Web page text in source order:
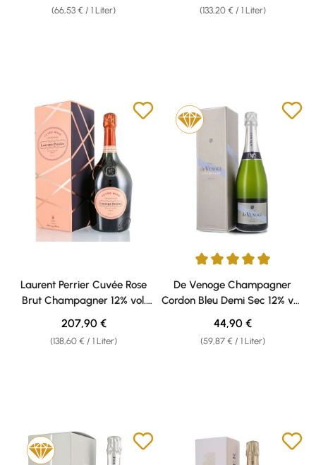
(66,53 € / 1 Liter) (133,20 € / 1 Liter)
Laurent Perrier Cuvée Rose
Brut Champagner 12% vol.
1,50l Magnum
Geschenkkarton
(138,60 € / 1 Liter)
Regulärer Preis:
207,90 €
Durchschnittliche Bewertung
De Venoge Champagner
Cordon Bleu Demi Sec 12% vol.
0,75l Geschenkkarton
(59,87 € / 1 Liter)
Regulärer Preis:
44,90 €